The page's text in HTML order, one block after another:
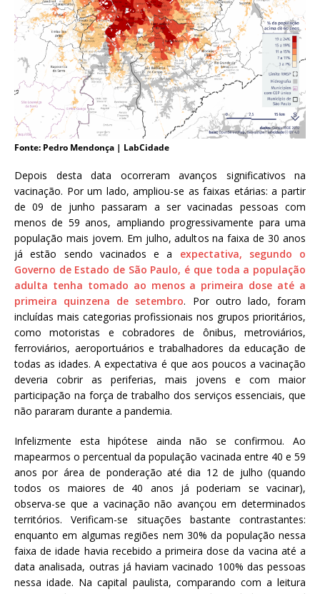
Fonte: Pedro Mendonça | LabCidade
Depois desta data ocorreram avanços significativos na
vacinação. Por um lado, ampliou-se as faixas etárias: a partir
de 09 de junho passaram a ser vacinadas pessoas com
menos de 59 anos, ampliando progressivamente para uma
população mais jovem. Em julho, adultos na faixa de 30 anos
já estão sendo vacinados e a expectativa, segundo o
Governo de Estado de São Paulo, é que toda a população
adulta tenha tomado ao menos a primeira dose até a
primeira quinzena de setembro. Por outro lado, foram
incluídas mais categorias profissionais nos grupos prioritários,
como motoristas e cobradores de ônibus, metroviários,
ferroviários, aeroportuários e trabalhadores da educação de
todas as idades. A expectativa é que aos poucos a vacinação
deveria cobrir as periferias, mais jovens e com maior
participação na força de trabalho dos serviços essenciais, que
não pararam durante a pandemia.
Infelizmente esta hipótese ainda não se confirmou. Ao
mapearmos o percentual da população vacinada entre 40 e 59
anos por área de ponderação até dia 12 de julho (quando
todos os maiores de 40 anos já poderiam se vacinar),
observa-se que a vacinação não avançou em determinados
territórios. Verificam-se situações bastante contrastantes:
enquanto em algumas regiões nem 30% da população nessa
faixa de idade havia recebido a primeira dose da vacina até a
data analisada, outras já haviam vacinado 100% das pessoas
nessa idade. Na capital paulista, comparando com a leitura